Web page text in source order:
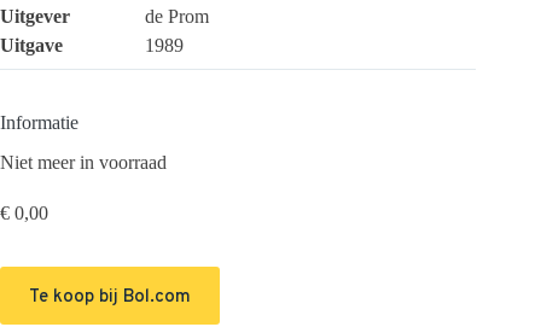
Uitgever
de Prom
Uitgave
1989
Informatie
Niet meer in voorraad
€ 0,00
Te koop bij Bol.com